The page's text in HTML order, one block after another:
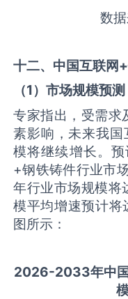
数
十二、中国互联网
（1）市场规模预测
专家指出，受需求
素影响，未来我
模将继续增长。
+钢铁铸件行业市
年行业市场规模
模平均增速预计
图所示：
2026-2033年中